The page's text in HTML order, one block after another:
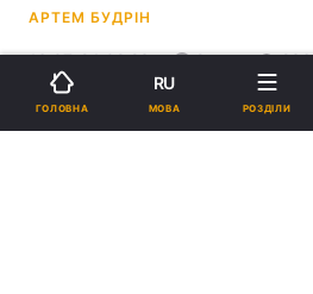
АРТЕМ БУДРІН
16:07, 24.02.23 2 хв.
Підпишіться на
ГОЛОВНА
RU
МОВА РОЗДІЛИ